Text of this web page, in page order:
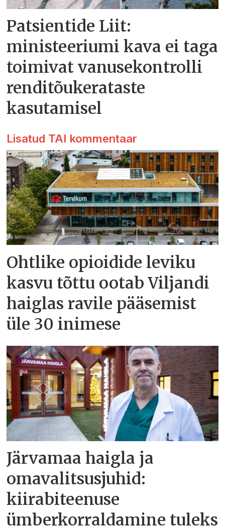
Patsientide Liit:
ministeeriumi kava ei taga
toimivat vanusekontrolli
renditõukerataste
kasutamisel
Lisatud TAI kommentaar
Ohtlike opioidide leviku
kasvu tõttu ootab Viljandi
haiglas ravile pääsemist
üle 30 inimese
Järvamaa haigla ja
omavalitsusjuhid:
kiirabiteenuse
ümberkorraldamine tuleks